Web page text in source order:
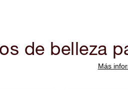
de belleza
Más